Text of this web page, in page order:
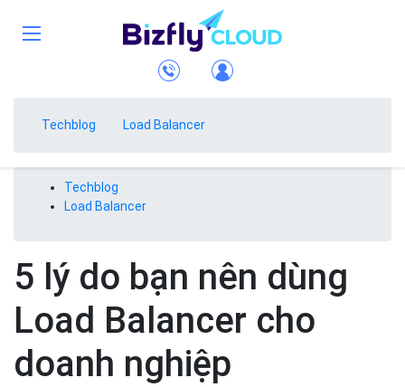
Techblog Load Balancer
Techblog
Load Balancer
5 lý do bạn nên dùng
Load Balancer cho
doanh nghiệp